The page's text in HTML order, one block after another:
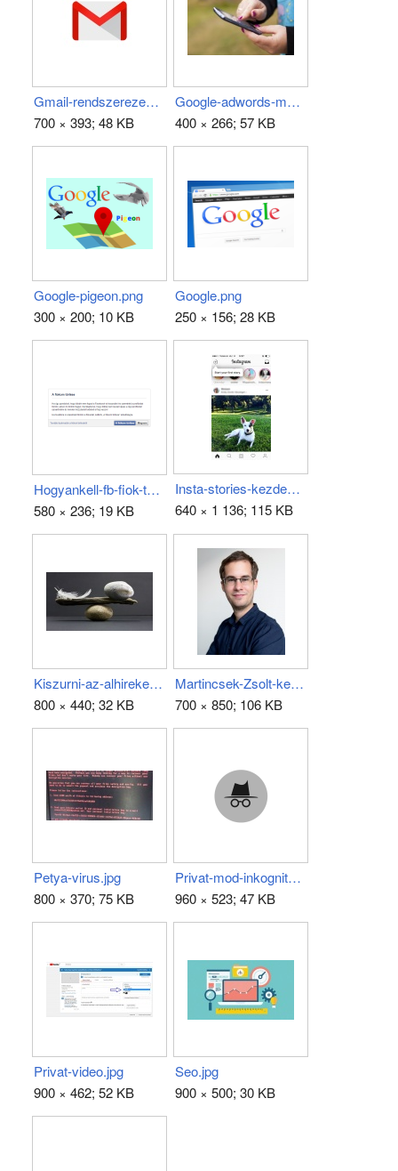
Gmail-rendszerezes.jpg
700 × 393; 48 KB
Google-adwords-mobilajanlat-korrekcio.jpg
400 × 266; 57 KB
Google-pigeon.png
300 × 200; 10 KB
Google.png
250 × 156; 28 KB
Hogyankell-fb-fiok-torles.png
580 × 236; 19 KB
Insta-stories-kezdes.jpg
640 × 1 136; 115 KB
Kiszurni-az-alhireket.jpg
800 × 440; 32 KB
Martincsek-Zsolt-kep.jpg
700 × 850; 106 KB
Petya-virus.jpg
800 × 370; 75 KB
Privat-mod-inkognito.png
960 × 523; 47 KB
Privat-video.jpg
900 × 462; 52 KB
Seo.jpg
900 × 500; 30 KB